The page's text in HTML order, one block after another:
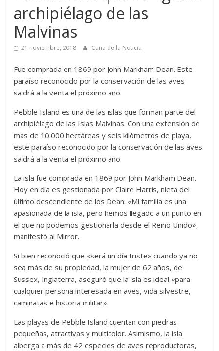
archipiélago de las
Malvinas
21 noviembre, 2018 Cuna de la Noticia
Fue comprada en 1869 por John Markham Dean. Este
paraíso reconocido por la conservación de las aves
saldrá a la venta el próximo año.
Pebble Island es una de las islas que forman parte del
archipiélago de las Islas Malvinas. Con una extensión de
más de 10.000 hectáreas y seis kilómetros de playa,
este paraíso reconocido por la conservación de las aves
saldrá a la venta el próximo año.
La isla fue comprada en 1869 por John Markham Dean.
Hoy en día es gestionada por Claire Harris, nieta del
último descendiente de los Dean. «Mi familia es una
apasionada de la isla, pero hemos llegado a un punto en
el que no podemos gestionarla desde el Reino Unido»,
manifestó al Mirror.
Si bien reconoció que «será un día triste» cuando ya no
sea más de su propiedad, la mujer de 62 años, de
Sussex, Inglaterra, aseguró que la isla es ideal «para
cualquier persona interesada en aves, vida silvestre,
caminatas e historia militar».
Las playas de Pebble Island cuentan con piedras
pequeñas, atractivas y multicolor. Asimismo, la isla
alberga a más de 42 especies de aves reproductoras,